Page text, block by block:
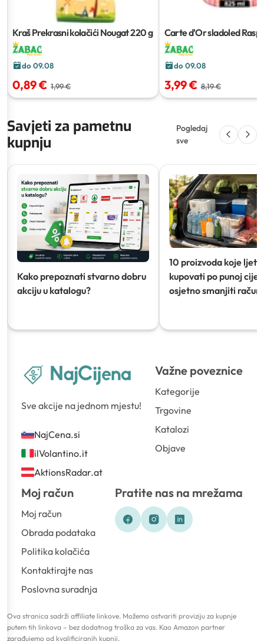
Kraš Prekrasni kolačići Nougat220 g
do 09.08
0,89 € 1,99 €
Carte d'Or sladoled
Spritz i Pistachio Delight
do 09.08
3,99 € 8,19 €
Savjeti za pametnu
kupnju
Pogledaj
sve
Kako prepoznati stvarno dobru
akciju u katalogu?
10 proizvoda koje ljeti
kupovati po punoj
osjetno smanjiti račun)
Sve akcije na jednom mjestu!
NajCena.si
ilVolantino.it
AktionsRadar.at
Važne poveznice
Kategorije
Trgovine
Katalozi
Objave
Moj račun
Moj račun
Obrada podataka
Politika kolačića
Kontaktirajte nas
Poslovna suradnja
Pratite nas na mrežama
Ova stranica sadrži affiliate linkove. Možemo ostvariti proviziju za kupnje
putem tih linkova – bez dodatnog troška za vas. Kao Amazon partner
zarađujemo od kvalificiranih kupnji.